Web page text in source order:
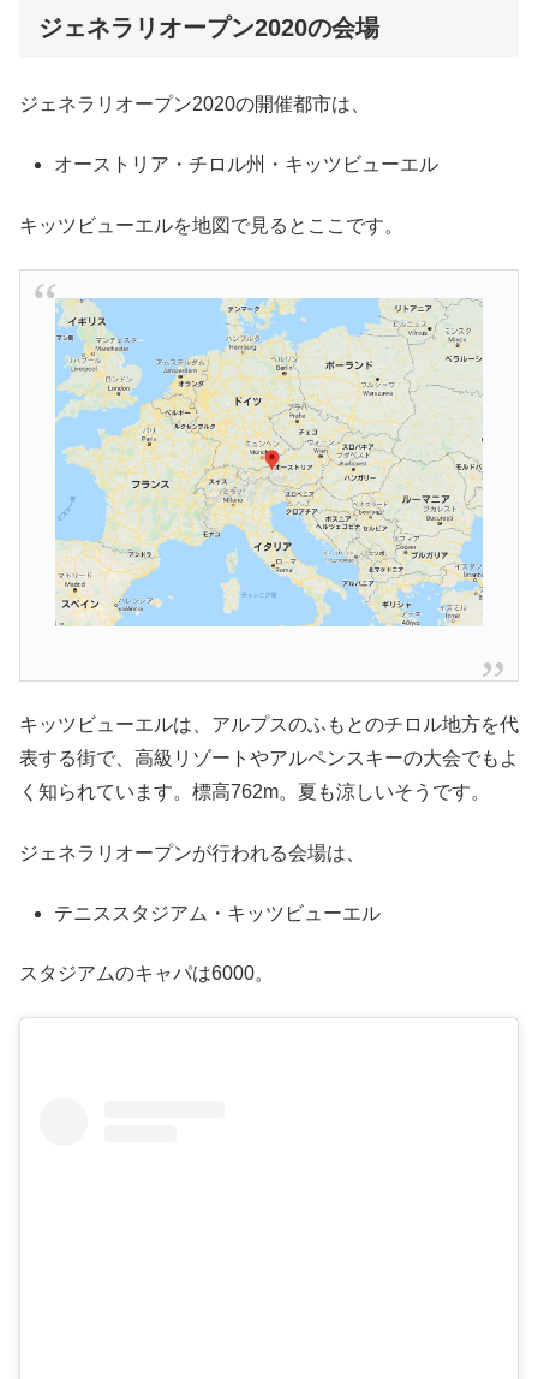
ジェネラリオープン2020の会場
ジェネラリオープン2020の開催都市は、
オーストリア・チロル州・キッツビューエル
キッツビューエルを地図で見るとここです。
キッツビューエルは、アルプスのふもとのチロル地方を代
表する街で、高級リゾートやアルペンスキーの大会でもよ
く知られています。標高762m。夏も涼しいそうです。
ジェネラリオープンが行われる会場は、
テニススタジアム・キッツビューエル
スタジアムのキャパは6000。